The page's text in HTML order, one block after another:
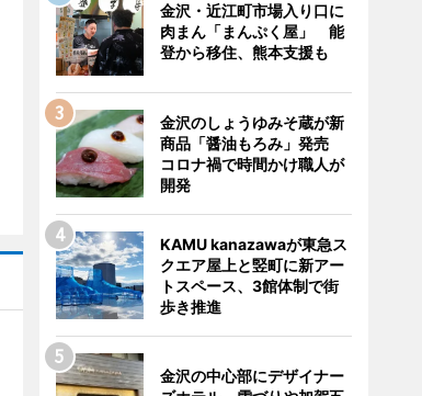
金沢・近江町市場入り口に
肉まん「まんぷく屋」 能
登から移住、熊本支援も
金沢のしょうゆみそ蔵が新
商品「醤油もろみ」発売
コロナ禍で時間かけ職人が
開発
KAMU kanazawaが東急ス
クエア屋上と竪町に新アー
トスペース、3館体制で街
歩き推進
金沢の中心部にデザイナー